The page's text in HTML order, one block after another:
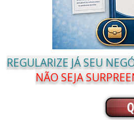
REGULARIZE JÁ SEU
NÃO SEJA